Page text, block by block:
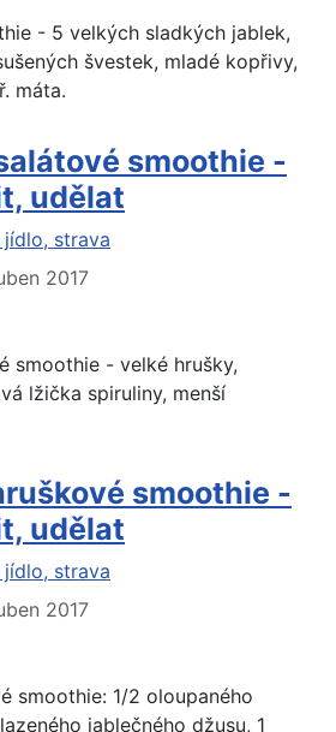
- 5 velkých sladkých jablek,
švestek, mladé kopřivy,
máta.
smoothie -
udělat
jídlo, strava
2017
smoothie - velké hrušky,
lžička spiruliny, menší
smoothie -
udělat
jídlo, strava
2017
smoothie: 1/2 oloupaného
jablečného džusu, 1